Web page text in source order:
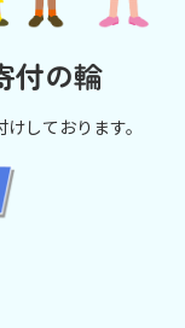
付の輪
しております。